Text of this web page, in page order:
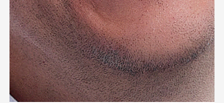
консультації сімейного лікаря, педіатра,
терапевта
базові аналізи
довідки та лікарняні
електронні направлення
«доступні ліки»
вакцинацію та інше
ПІДПИСАТИ ДЕКЛАРАЦІЮ ОНЛАЙН